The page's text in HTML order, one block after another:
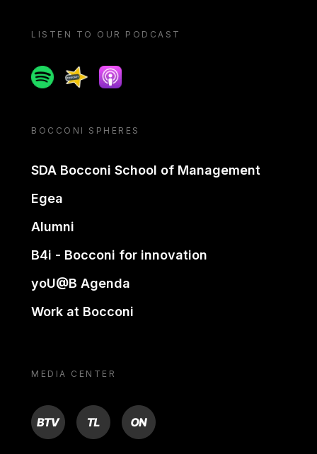
LISTEN TO OUR PODCAST
SpotifySpreakerApple podcast
BOCCONI SPHERES
SDA Bocconi School of Management
Egea
Alumni
B4i - Bocconi for innovation
yoU@B Agenda
Work at Bocconi
MEDIA CENTER
BTV TL ON